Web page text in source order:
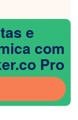
e
com
Pro